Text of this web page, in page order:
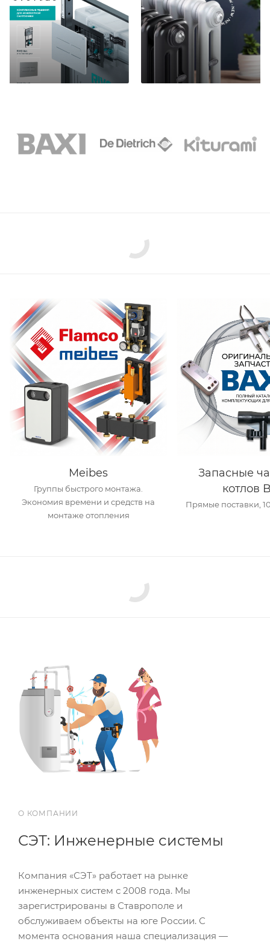
Meibes
Группы быстрого монтажа.
Экономия времени и средств на
монтаже отопления
Запасные
котлов
Прямые поставки,
О КОМПАНИИ
СЭТ: Инженерные системы
Компания «СЭТ» работает на рынке
инженерных систем с 2008 года. Мы
зарегистрированы в Ставрополе и
обслуживаем объекты на юге России. С
момента основания наша специализация —